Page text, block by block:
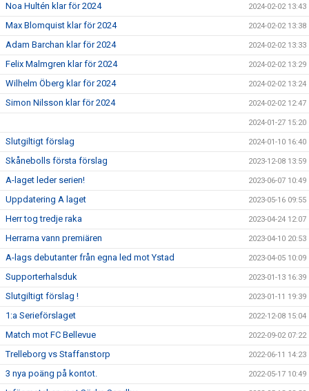
Noa Hultén klar för 2024 2024-02-02 13:43
Max Blomquist klar för 2024 2024-02-02 13:38
Adam Barchan klar för 2024 2024-02-02 13:33
Felix Malmgren klar för 2024 2024-02-02 13:29
Wilhelm Öberg klar för 2024 2024-02-02 13:24
Simon Nilsson klar för 2024 2024-02-02 12:47
2024-01-27 15:20
Slutgiltigt förslag 2024-01-10 16:40
Skånebolls första förslag 2023-12-08 13:59
A-laget leder serien! 2023-06-07 10:49
Uppdatering A laget 2023-05-16 09:55
Herr tog tredje raka 2023-04-24 12:07
Herrarna vann premiären 2023-04-10 20:53
A-lags debutanter från egna led mot Ystad 2023-04-05 10:09
Supporterhalsduk 2023-01-13 16:39
Slutgiltigt förslag ! 2023-01-11 19:39
1:a Serieförslaget 2022-12-08 15:04
Match mot FC Bellevue 2022-09-02 07:22
Trelleborg vs Staffanstorp 2022-06-11 14:23
3 nya poäng på kontot. 2022-05-17 10:49